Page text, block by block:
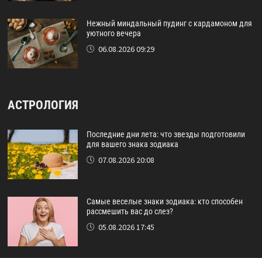
Нежный миндальный пудинг с кардамоном для
уютного вечера
06.08.2026 09:29
АСТРОЛОГИЯ
Последние дни лета: что звезды подготовили
для вашего знака зодиака
07.08.2026 20:08
Самые веселые знаки зодиака: кто способен
рассмешить вас до слез?
05.08.2026 17:45